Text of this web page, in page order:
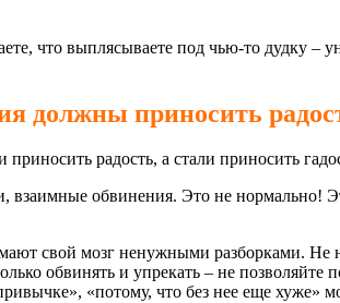
что выплясываете под чью-то дудку –
должны приносить
радость, а стали приносить
обвинения. Это не нормально!
свой мозг ненужными разборками. Не
обвинять и упрекать – не
«потому, что без нее еще хуже»